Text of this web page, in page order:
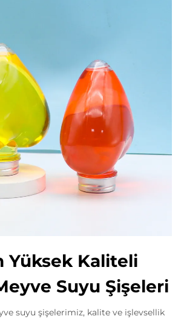
Yüksek Kaliteli
Suyu Şişeleri
suyu şişelerimiz, kalite ve işlevsellik